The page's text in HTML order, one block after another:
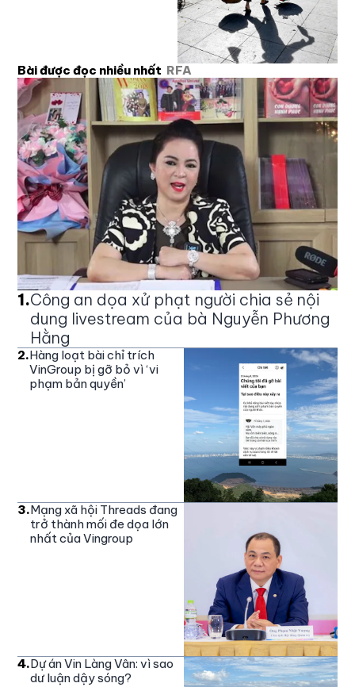
Bài được đọc nhiều nhất RFA
1.Công an dọa xử phạt người chia sẻ nội
dung livestream của bà Nguyễn Phương
Hằng
2.Hàng loạt bài chỉ trích
VinGroup bị gỡ bỏ vì ‘vi
phạm bản quyền’
3.Mạng xã hội Threads đang
trở thành mối đe dọa lớn
nhất của Vingroup
4.Dự án Vin Làng Vân: vì sao
dư luận dậy sóng?